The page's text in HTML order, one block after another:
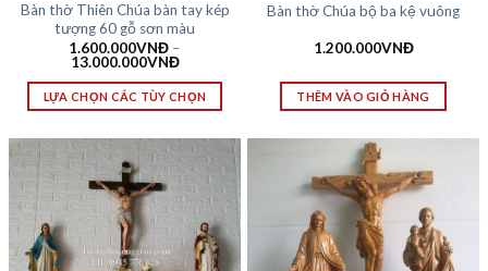
Bàn thờ Thiên Chúa bàn tay kép
tượng 60 gỗ sơn màu
1.600.000VNĐ –
13.000.000VNĐ
LỰA CHỌN CÁC TÙY CHỌN
Bàn thờ Chúa bộ ba kệ vuông
1.200.000VNĐ
THÊM VÀO GIỎ HÀNG